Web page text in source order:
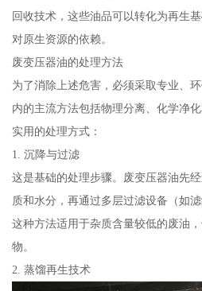
回收技术，这些油品可以转化为再生
对原生资源的依赖。
废变压器油的处理方法
为了消除上述危害，必须采取专业、
内的主流方法包括物理分离、化学净
实用的处理方式：
1. 沉降与过滤
这是基础的处理步骤。废变压器油先
质和水分，再通过多层过滤设备（如
这种方法适用于杂质含量较低的废油
物。
2. 蒸馏再生技术